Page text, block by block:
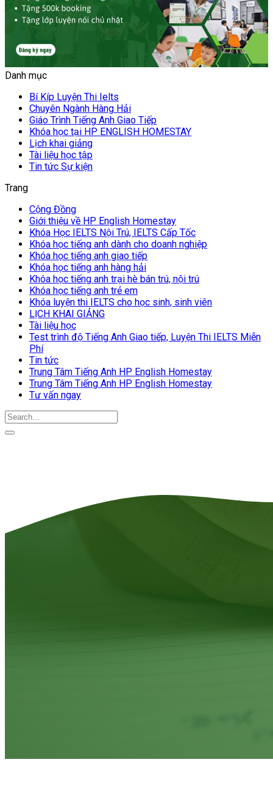
Danh mục
Bí Kíp Luyện Thi Ielts
Chuyên Ngành Hàng Hải
Giáo Trình Tiếng Anh Giao Tiếp
Khóa học tại HP ENGLISH HOMESTAY
Lịch khai giảng
Tài liệu học tập
Tin tức Sự kiện
Trang
Cộng Đồng
Giới thiệu về HP English Homestay
Khóa Học IELTS Nội Trú, IELTS Cấp Tốc
Khóa học tiếng anh dành cho doanh nghiệp
Khóa học tiếng anh giao tiếp
Khóa học tiếng anh hàng hải
Khóa học tiếng anh trại hè bán trú, nội trú
Khóa học tiếng anh trẻ em
Khóa luyện thi IELTS cho học sinh, sinh viên
LỊCH KHAI GIẢNG
Tài liệu học
Test trình độ Tiếng Anh Giao tiếp, Luyện Thi IELTS Miễn
Phí
Tin tức
Trung Tâm Tiếng Anh HP English Homestay
Trung Tâm Tiếng Anh HP English Homestay
Tư vấn ngay